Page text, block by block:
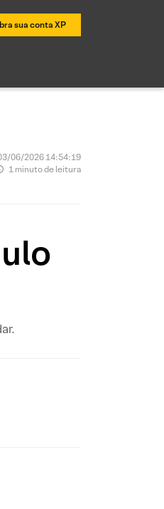
sua conta XP
06/2026 14:54:19
1 minuto de leitura